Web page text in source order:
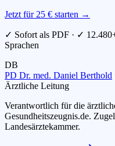
Jetzt für 25 € starten →
✓ Sofort als PDF · ✓
Sprachen
DB
PD Dr. med. Daniel Berthold
Ärztliche Leitung
Verantwortlich für die
Gesundheitszeugnis.de.
Landesärztekammer.